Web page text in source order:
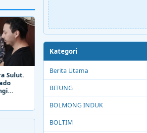
Sulut.
Kategori
Berita Utama
BITUNG
BOLMONG INDUK
BOLTIM